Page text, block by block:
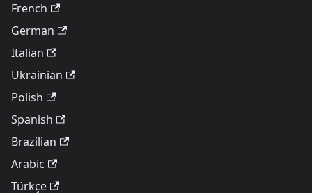
French
German
Italian
Ukrainian
Polish
Spanish
Brazilian
Arabic
Türkçe